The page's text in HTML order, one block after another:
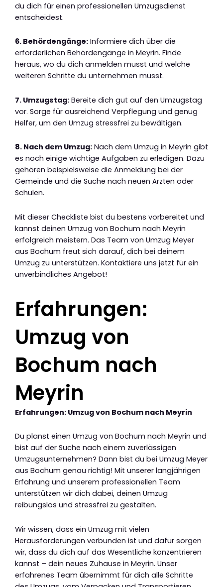
du dich für einen professionellen Umzugsdienst
entscheidest.
6. Behördengänge: Informiere dich über die
erforderlichen Behördengänge in Meyrin. Finde
heraus, wo du dich anmelden musst und welche
weiteren Schritte du unternehmen musst.
7. Umzugstag: Bereite dich gut auf den Umzugstag
vor. Sorge für ausreichend Verpflegung und genug
Helfer, um den Umzug stressfrei zu bewältigen.
8. Nach dem Umzug: Nach dem Umzug in Meyrin gibt
es noch einige wichtige Aufgaben zu erledigen. Dazu
gehören beispielsweise die Anmeldung bei der
Gemeinde und die Suche nach neuen Ärzten oder
Schulen.
Mit dieser Checkliste bist du bestens vorbereitet und
kannst deinen Umzug von Bochum nach Meyrin
erfolgreich meistern. Das Team von Umzug Meyer
aus Bochum freut sich darauf, dich bei deinem
Umzug zu unterstützen. Kontaktiere uns jetzt für ein
unverbindliches Angebot!
Erfahrungen:
Umzug von
Bochum nach
Meyrin
Erfahrungen: Umzug von Bochum nach Meyrin
Du planst einen Umzug von Bochum nach Meyrin und
bist auf der Suche nach einem zuverlässigen
Umzugsunternehmen? Dann bist du bei Umzug Meyer
aus Bochum genau richtig! Mit unserer langjährigen
Erfahrung und unserem professionellen Team
unterstützen wir dich dabei, deinen Umzug
reibungslos und stressfrei zu gestalten.
Wir wissen, dass ein Umzug mit vielen
Herausforderungen verbunden ist und dafür sorgen
wir, dass du dich auf das Wesentliche konzentrieren
kannst – dein neues Zuhause in Meyrin. Unser
erfahrenes Team übernimmt für dich alle Schritte